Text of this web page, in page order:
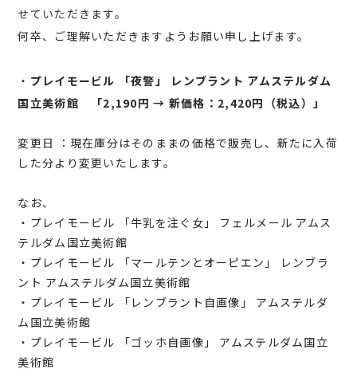
せていただきます。
何卒、ご理解いただきますようお願い申し上げます。
・ プレイモービル 「夜警」 レンブラント アムステルダム
国立美術館 「2,190円 → 新価格：2,420円（税込）」
変更日 ：現在庫分はそのままの価格で販売し、新たに入荷
した分より変更いたします。
なお、
・ プレイモービル 「牛乳を注ぐ女」 フェルメール アムス
テルダム国立美術館
・プレイモービル 「マールテンとオーピエン」 レンブラ
ント アムステルダム国立美術館
・プレイモービル 「レンブラント自画像」 アムステルダ
ム国立美術館
・プレイモービル 「ゴッホ自画像」 アムステルダム国立
美術館